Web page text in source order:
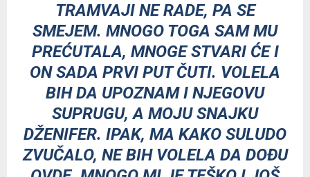
TRAMVAJI NE RADE, PA SE
SMEJEM. MNOGO TOGA SAM MU
PREĆUTALA, MNOGE STVARI ĆE I
ON SADA PRVI PUT ČUTI. VOLELA
BIH DA UPOZNAM I NJEGOVU
SUPRUGU, A MOJU SNAJKU
DŽENIFER. IPAK, MA KAKO SULUDO
ZVUČALO, NE BIH VOLELA DA DOĐU